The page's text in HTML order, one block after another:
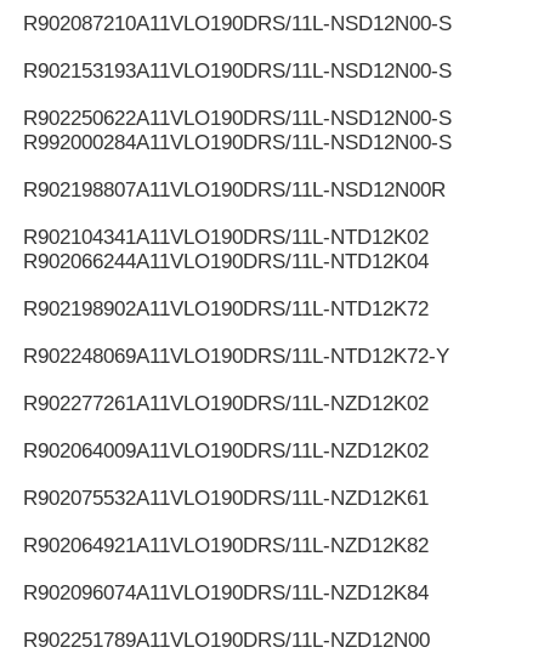
R902087210A11VLO190DRS/11L-NSD12N00-S
R902153193A11VLO190DRS/11L-NSD12N00-S
R902250622A11VLO190DRS/11L-NSD12N00-S
R992000284A11VLO190DRS/11L-NSD12N00-S
R902198807A11VLO190DRS/11L-NSD12N00R
R902104341A11VLO190DRS/11L-NTD12K02
R902066244A11VLO190DRS/11L-NTD12K04
R902198902A11VLO190DRS/11L-NTD12K72
R902248069A11VLO190DRS/11L-NTD12K72-Y
R902277261A11VLO190DRS/11L-NZD12K02
R902064009A11VLO190DRS/11L-NZD12K02
R902075532A11VLO190DRS/11L-NZD12K61
R902064921A11VLO190DRS/11L-NZD12K82
R902096074A11VLO190DRS/11L-NZD12K84
R902251789A11VLO190DRS/11L-NZD12N00